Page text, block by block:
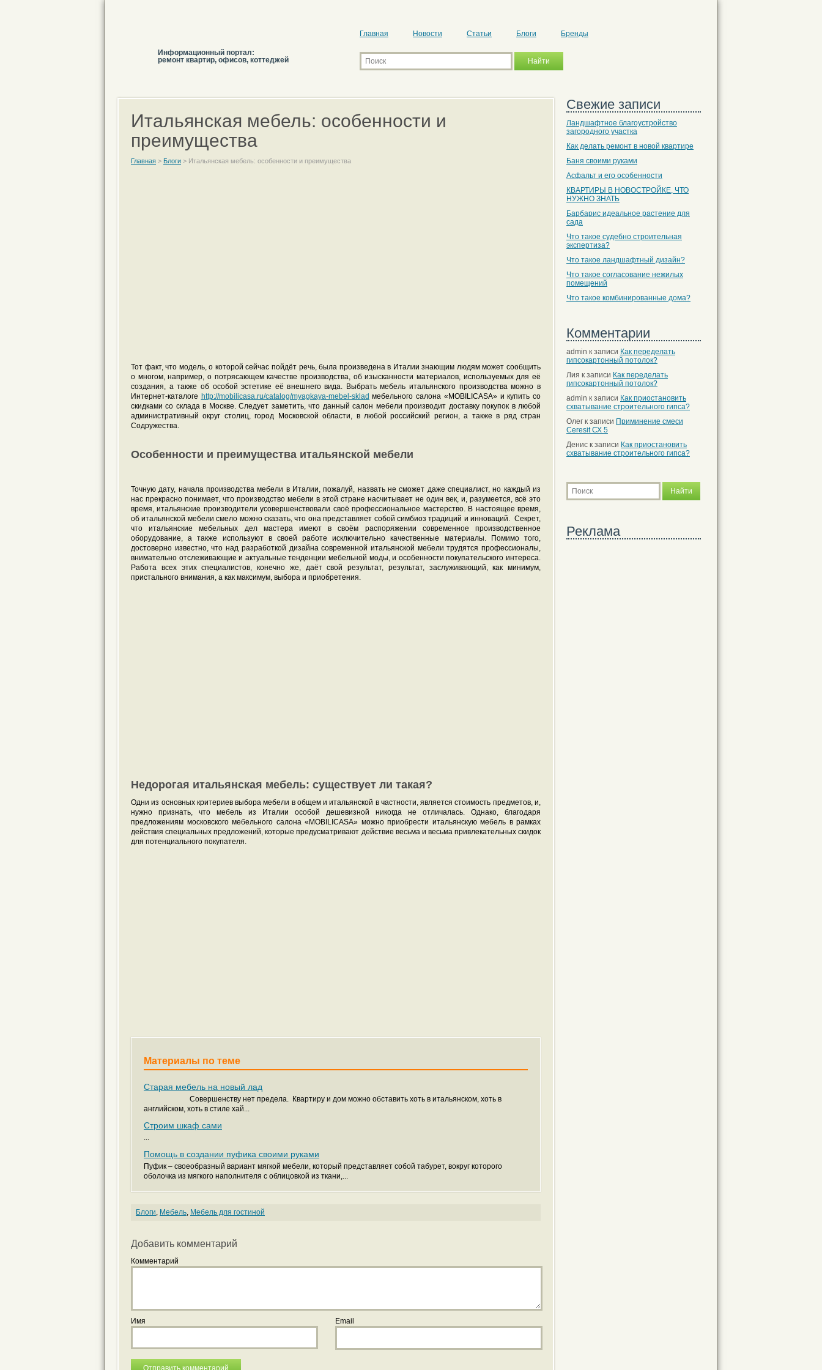
Информационный портал:
ремонт квартир, офисов, коттеджей
Главная Новости Статьи Блоги Бренды
Итальянская мебель: особенности и
преимущества
Главная > Блоги > Итальянская мебель: особенности и преимущества
Тот факт, что модель, о которой сейчас пойдёт речь, была произведена в Италии знающим людям может сообщить
о многом, например, о потрясающем качестве производства, об изысканности материалов, используемых для её
создания, а также об особой эстетике её внешнего вида. Выбрать мебель итальянского производства можно в
Интернет-каталоге http://mobilicasa.ru/catalog/myagkaya-mebel-sklad мебельного салона «MOBILICASA» и купить со
скидками со склада в Москве. Следует заметить, что данный салон мебели производит доставку покупок в любой
административный округ столиц, город Московской области, в любой российский регион, а также в ряд стран
Содружества.
Особенности и преимущества итальянской мебели
Точную дату, начала производства мебели в Италии, пожалуй, назвать не сможет даже специалист, но каждый из
нас прекрасно понимает, что производство мебели в этой стране насчитывает не один век, и, разумеется, всё это
время, итальянские производители усовершенствовали своё профессиональное мастерство. В настоящее время,
об итальянской мебели смело можно сказать, что она представляет собой симбиоз традиций и инноваций. Секрет,
что итальянские мебельных дел мастера имеют в своём распоряжении современное производственное
оборудование, а также используют в своей работе исключительно качественные материалы. Помимо того,
достоверно известно, что над разработкой дизайна современной итальянской мебели трудятся профессионалы,
внимательно отслеживающие и актуальные тенденции мебельной моды, и особенности покупательского интереса.
Работа всех этих специалистов, конечно же, даёт свой результат, результат, заслуживающий, как минимум,
пристального внимания, а как максимум, выбора и приобретения.
Недорогая итальянская мебель: существует ли такая?
Одни из основных критериев выбора мебели в общем и итальянской в частности, является стоимость предметов, и,
нужно признать, что мебель из Италии особой дешевизной никогда не отличалась. Однако, благодаря
предложениям московского мебельного салона «MOBILICASA» можно приобрести итальянскую мебель в рамках
действия специальных предложений, которые предусматривают действие весьма и весьма привлекательных скидок
для потенциального покупателя.
Материалы по теме
Старая мебель на новый лад
Совершенству нет предела. Квартиру и дом можно обставить хоть в итальянском, хоть в
английском, хоть в стиле хай...
Строим шкаф сами
...
Помощь в создании пуфика своими руками
Пуфик – своеобразный вариант мягкой мебели, который представляет собой табурет, вокруг которого
оболочка из мягкого наполнителя с облицовкой из ткани,...
Блоги, Мебель, Мебель для гостиной
Добавить комментарий
Комментарий
Имя Email
Свежие записи
Ландшафтное благоустройство
загородного участка
Как делать ремонт в новой квартире
Баня своими руками
Асфальт и его особенности
КВАРТИРЫ В НОВОСТРОЙКЕ, ЧТО
НУЖНО ЗНАТЬ
Барбарис идеальное растение для
сада
Что такое судебно строительная
экспертиза?
Что такое ландшафтный дизайн?
Что такое согласование нежилых
помещений
Что такое комбинированные дома?
Комментарии
admin к записи Как переделать
гипсокартонный потолок?
Лия к записи Как переделать
гипсокартонный потолок?
admin к записи Как приостановить
схватывание строительного гипса?
Олег к записи Приминение смеси
Ceresit СХ 5
Денис к записи Как приостановить
схватывание строительного гипса?
Реклама